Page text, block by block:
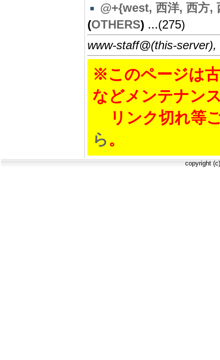
@+{west, 西洋, 西方,
(OTHERS) ...(275)
www-staff@(this-
※このページは
などメンテナン
リンク切れ等
ら。
copyright